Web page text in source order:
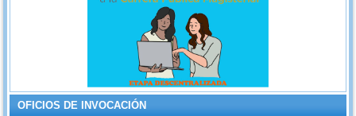
OFICIOS DE INVOCACIÓN